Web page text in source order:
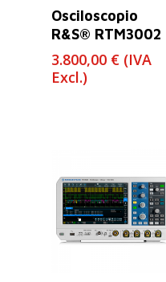
Leer Más
Osciloscopio
R&S® RTM3002
3.800,00 € (IVA
Excl.)